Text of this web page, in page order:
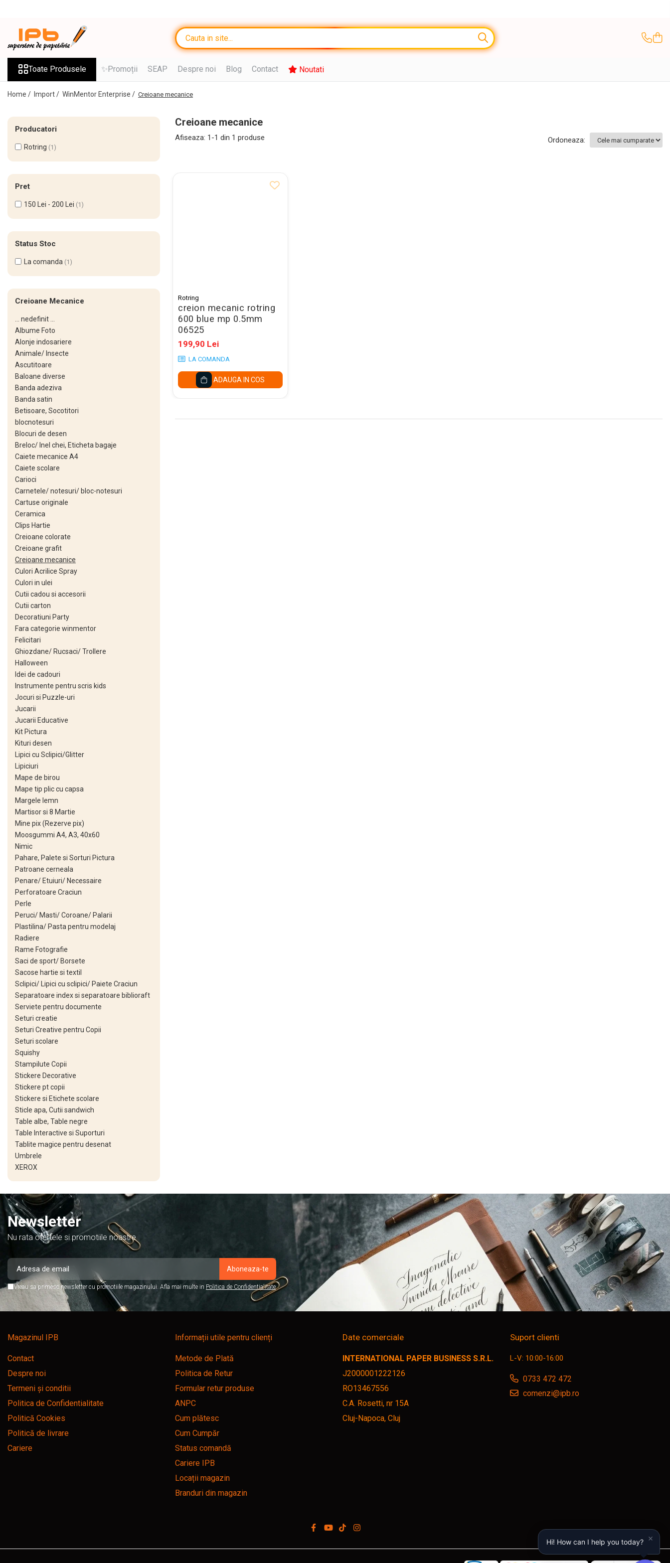
Toate Produsele
Ghiozdane, Rucsacuri, Trolere
Penare, Etuiuri, Necessaire
Saci de sport, Borsete
Caiete
Caiete cu 2 sau mai multe
subiecte
Caiete de Calitate
Blocuri de desen
Stilouri si Rollere cu Cerneala
cerneala
Creioane
Carioci
Creioane cerate colorate
Instrumente pentru scris kids
Jocuri Educative si Puzzle-uri
Pilot Frixion
Corector fluid cu pasta
corectoare
Pic cu rescriere
Ascutitori
Acuarele
Acuarele Tempera la bucata
Set acuarele tempera
Culori si vopsele acrilice
Acuarele Guase
Pahare, palete si sorturi
pictura copii
Pensule scoala copii
Pensule cu rezervor
Pensule scolare bucata
Pensule scolare set
Lipiciuri
Foarfece pentru copii
Hartie si carton colorate
Hartie Creponata, Hartie
Glasata
Mape Birou/ Dosare Scolare
Trusa geometrie scolara
Rigle, echere si raportor
plastic
Sticle, caserole, pusculite,
suporturi copii
Etichete scolare
Stickere scolare
Seturi scolare
Plastilina, Planseta plastilina
Radiera
Socotitoare, Betisoare
Carti de Colorat pentru copii
Carti Educative
Carnetele notite copii
Jurnale cu cheita, lacat,
magnet
Pasta modelatoare
Harti de perete
Creta scolara
Glob Pamantesc Scolar
Materiale Didactice
Instrumente geometrie pentru
tabla scolara
Tablite de desenat magnetice
Sugativa
Articole papetarie pentru copii
Banda adeziva
Compas scolar
Pixuri cu radiera
Seturi Creative pentru Copii
Stampile Copii
Alonje indosariere
Etichete pentru bibliorafturi
Folii de protectie pentru
documente
Dosare plastic cu sina pt
documente
Mape carton cu elastic
Cutii si containere arhivare
Caiete mecanice A4
Caiete mecanice A5
pagemarkere
Separatoare index si
separatoare biblioraft
Dosare carton
Dosare extensibile
Serviete pentru documente
Toate Produsele ✨Promoții SEAP Despre noi Blog Contact Noutati
Home / Import / WinMentor Enterprise / Creioane mecanice
Creioane mecanice
Creioane Mecanice
... nedefinit ...
Albume Foto
Alonje indosariere
Animale/ Insecte
Ascutitoare
Baloane diverse
Banda adeziva
Banda satin
Betisoare, Socotitori
blocnotesuri
Blocuri de desen
Breloc/ Inel chei, Eticheta bagaje
Caiete mecanice A4
Caiete scolare
Carioci
Carnetele/ notesuri/ bloc-notesuri
Cartuse originale
Ceramica
Clips Hartie
Creioane colorate
Creioane grafit
Creioane mecanice
Culori Acrilice Spray
Culori in ulei
Cutii cadou si accesorii
Cutii carton
Decoratiuni Party
Fara categorie winmentor
Felicitari
Ghiozdane/ Rucsaci/ Trollere
Halloween
Idei de cadouri
Instrumente pentru scris kids
Jocuri si Puzzle-uri
Jucarii
Jucarii Educative
Kit Pictura
Kituri desen
Lipici cu Sclipici/Glitter
Lipiciuri
Mape de birou
Mape tip plic cu capsa
Margele lemn
Martisor si 8 Martie
Mine pix (Rezerve pix)
Moosgummi A4, A3, 40x60
Nimic
Pahare, Palete si Sorturi Pictura
Patroane cerneala
Penare/ Etuiuri/ Necessaire
Perforatoare Craciun
Perle
Peruci/ Masti/ Coroane/ Palarii
Plastilina/ Pasta pentru modelaj
Radiere
Rame Fotografie
Saci de sport/ Borsete
Sacose hartie si textil
Sclipici/ Lipici cu sclipici/ Paiete Craciun
Separatoare index si separatoare biblioraft
Serviete pentru documente
Seturi creatie
Seturi Creative pentru Copii
Seturi scolare
Squishy
Stampilute Copii
Stickere Decorative
Stickere pt copii
Stickere si Etichete scolare
Sticle apa, Cutii sandwich
Table albe, Table negre
Table Interactive si Suporturi
Tablite magice pentru desenat
Umbrele
XEROX
Producatori
Rotring (1)
Pret
150 Lei - 200 Lei (1)
Status Stoc
La comanda (1)
Afiseaza: 1-1 din 1 produse Ordoneaza:
Rotring
creion mecanic rotring
600 blue mp 0.5mm
06525
199,90 Lei
LA COMANDA
ADAUGA IN COS
Newsletter
Nu rata ofertele si promotiile noastre
Vreau sa primesc newsletter cu promotiile magazinului. Afla mai multe in Politica de Confidentialitate
Magazinul IPB
Contact
Despre noi
Termeni și conditii
Politica de Confidentialitate
Politică Cookies
Politică de livrare
Cariere
Informații utile pentru clienți
Metode de Plată
Politica de Retur
Formular retur produse
ANPC
Cum plătesc
Cum Cumpăr
Status comandă
Cariere IPB
Locații magazin
Branduri din magazin
Date comerciale
INTERNATIONAL PAPER BUSINESS S.R.L.
J2000001222126
RO13467556
C.A. Rosetti, nr 15A
Cluj-Napoca, Cluj
Suport clienti
L-V: 10:00-16:00
0733 472 472
comenzi@ipb.ro
Hi! How can I help you today?